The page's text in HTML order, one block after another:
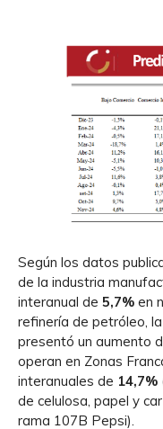
Según los datos
de la industria
interanual de 5,7% en
refinería de petróleo,
presentó un aumento
operan en Zonas
interanuales de 14,7%
de celulosa, papel y
rama 107B Pepsi).